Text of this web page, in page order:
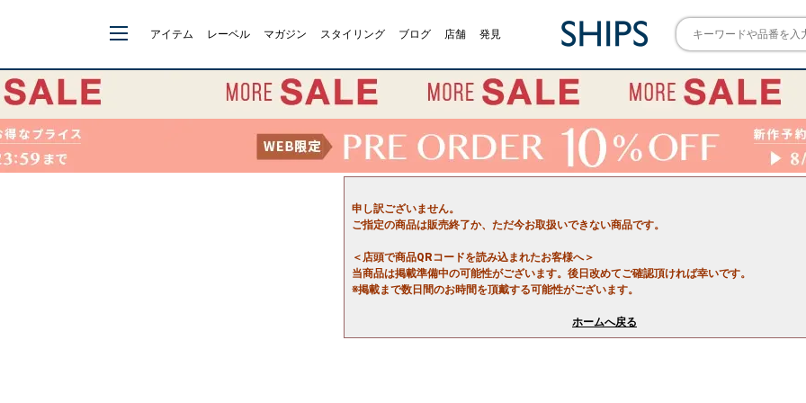
アイテム レーベル マガジン スタイリング ブログ 店舗 発見
申し訳ございません。
ご指定の商品は販売終了か、ただ今お取扱いできない商品です。
＜店頭で商品QRコードを読み込まれたお客様へ＞
当商品は掲載準備中の可能性がございます。後日改めてご確認頂ければ幸いです。
※掲載まで数日間のお時間を頂戴する可能性がございます。
ホームへ戻る